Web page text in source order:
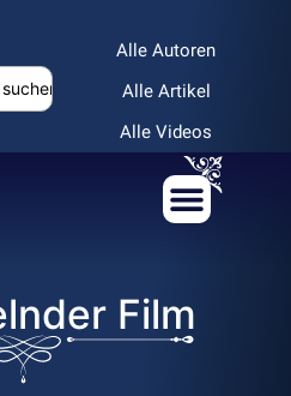
Alle Autoren
Alle Artikel
Alle Videos
Film